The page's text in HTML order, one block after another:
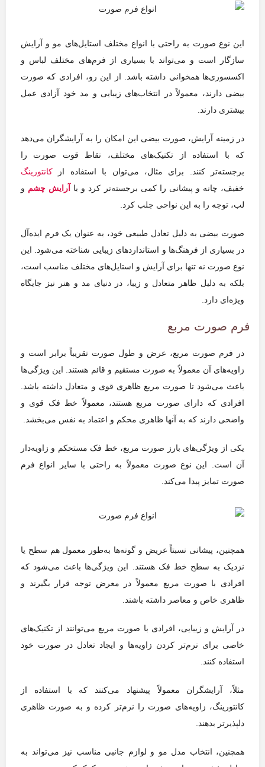
این نوع صورت به راحتی با انواع مختلف استایل‌های مو و آرایش
سازگار است و می‌تواند با بسیاری از فرم‌های مختلف لباس و
اکسسوری‌ها همخوانی داشته باشد. از این رو، افرادی که صورت
بیضی دارند، معمولاً در انتخاب‌های زیبایی و مد خود آزادی عمل
بیشتری دارند.
در زمینه آرایش، صورت بیضی این امکان را به آرایشگران می‌دهد
که با استفاده از تکنیک‌های مختلف، نقاط قوت صورت را
برجسته‌تر کنند. برای مثال، می‌توان با استفاده از کانتورینگ
خفیف، چانه و پیشانی را کمی برجسته‌تر کرد و با
آرایش چشم و
لب، توجه را به این نواحی جلب کرد.
صورت بیضی به دلیل تعادل طبیعی خود، به عنوان یک فرم ایده‌آل
در بسیاری از فرهنگ‌ها و استانداردهای زیبایی شناخته می‌شود. این
نوع صورت نه تنها برای آرایش و استایل‌های مختلف مناسب است،
بلکه به دلیل ظاهر متعادل و زیبا، در دنیای مد و هنر نیز جایگاه
ویژه‌ای دارد.
فرم صورت مربع
در فرم صورت مربع، عرض و طول صورت تقریباً برابر است و
زاویه‌های آن معمولاً به صورت مستقیم و قائم هستند. این ویژگی‌ها
باعث می‌شود تا صورت مربع ظاهری قوی و متعادل داشته باشد.
افرادی که دارای صورت مربع هستند، معمولاً خط فک قوی و
واضحی دارند که به آنها ظاهری محکم و اعتماد به نفس می‌بخشد.
یکی از ویژگی‌های بارز صورت مربع، خط فک مستحکم و زاویه‌دار
آن است. این نوع صورت معمولاً به راحتی با سایر انواع فرم
صورت تمایز پیدا می‌کند.
همچنین، پیشانی نسبتاً عریض و گونه‌ها به‌طور معمول هم سطح یا
نزدیک به سطح خط فک هستند. این ویژگی‌ها باعث می‌شود که
افرادی با صورت مربع معمولاً در معرض توجه قرار بگیرند و
ظاهری خاص و معاصر داشته باشند.
در آرایش و زیبایی، افرادی با صورت مربع می‌توانند از تکنیک‌های
خاصی برای نرم‌تر کردن زاویه‌ها و ایجاد تعادل در صورت خود
استفاده کنند.
مثلاً، آرایشگران معمولاً پیشنهاد می‌کنند که با استفاده از
کانتورینگ، زاویه‌های صورت را نرم‌تر کرده و به صورت ظاهری
دلپذیرتر بدهند.
همچنین، انتخاب مدل مو و لوازم جانبی مناسب نیز می‌تواند به